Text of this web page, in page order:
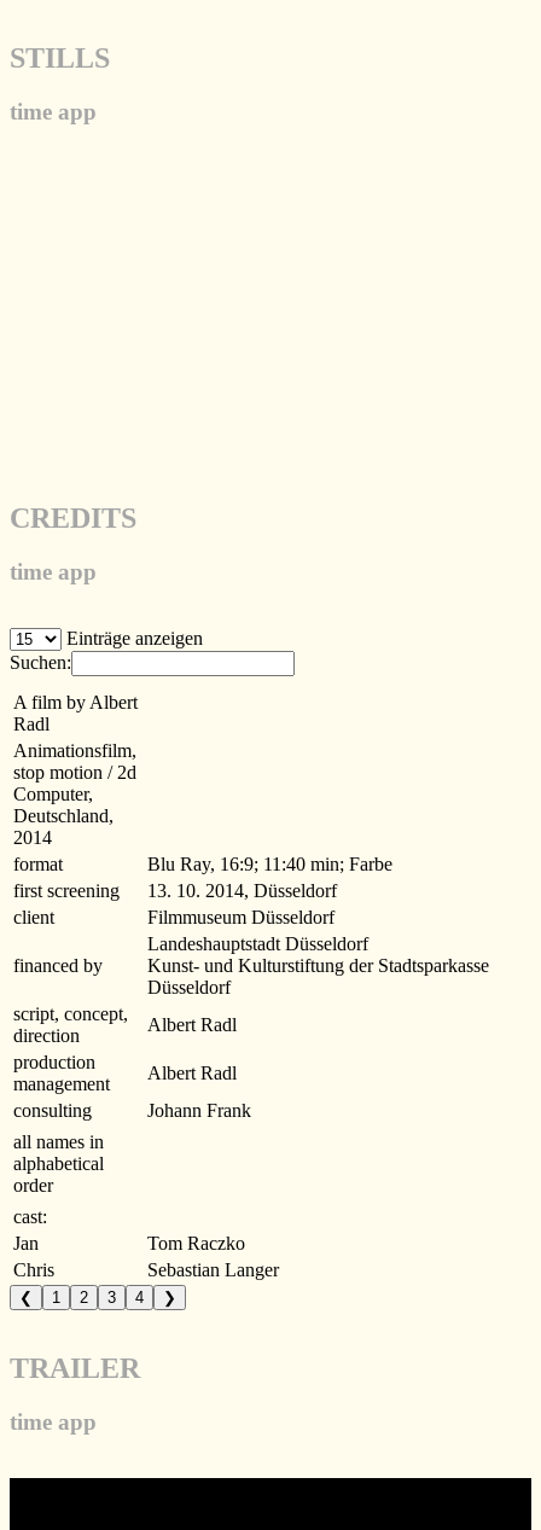
STILLS
time app
CREDITS
time app
Einträge anzeigen
Suchen:
A film by Albert
Radl
Animationsfilm,
stop motion / 2d
Computer,
Deutschland,
2014
format
Blu Ray, 16:9; 11:40 min; Farbe
first screening
13. 10. 2014, Düsseldorf
client
Filmmuseum Düsseldorf
financed by
Landeshauptstadt Düsseldorf
Kunst- und Kulturstiftung der Stadtsparkasse
Düsseldorf
script, concept,
direction
Albert Radl
production
management
Albert Radl
consulting
Johann Frank
all names in
alphabetical
order
cast:
Jan
Tom Raczko
Chris
Sebastian Langer
❮ 1 2 3 4 ❯
TRAILER
time app